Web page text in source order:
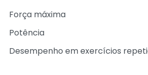
Força máxima
Potência
Desempenho em exercícios